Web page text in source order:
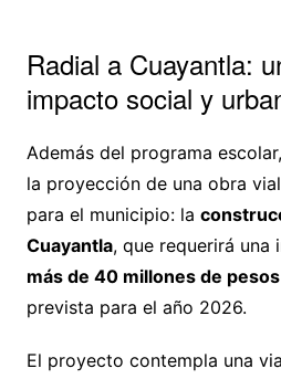
Radial a Cuayantla:
impacto social y
Además del programa
la proyección de una obra
para el municipio: la
Cuayantla, que requerirá una
más de 40 millones de pesos
prevista para el año 2026.
El proyecto contempla una